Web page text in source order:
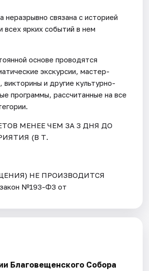
неразрывно связана с историей
всех ярких событий в нем
основе проводятся
экскурсии, мастер-
викторины и другие культурно-
программы, рассчитанные на все
МЕНЕЕ ЧЕМ ЗА 3 ДНЯ ДО
(В Т.
НЕ ПРОИЗВОДИТСЯ
№193-ФЗ от
Благовещенского Собора